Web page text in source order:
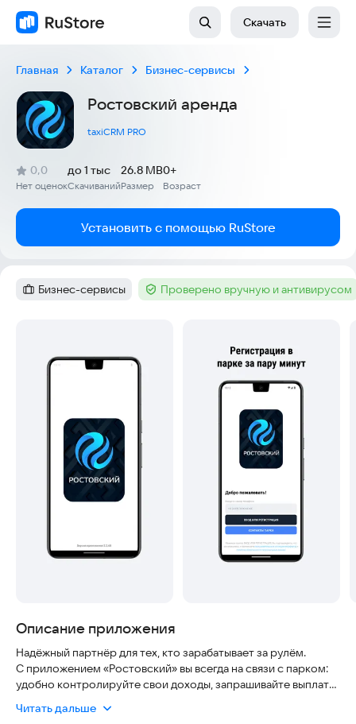
Скачать
Главная Каталог Бизнес-сервисы
Ростовский аренда
taxiCRM PRO
Рейтинг:
0,0
(
Нет оценок
)
Скачиваний
до 1 тыс
Размер
26.8 MB
Возраст
0+
Установить с помощью RuStore
Категория :
Бизнес-сервисы Тег :Проверено вручную и антивирусом
Описание приложения
Надёжный партнёр для тех, кто зарабатывает за рулём.
С приложением «Ростовский» вы всегда на связи с парком:
удобно контролируйте свои доходы, запрашивайте выплаты
удовольствие.
Читать дальше